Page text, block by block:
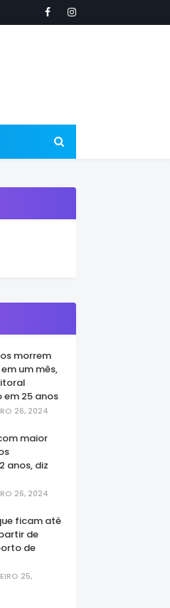
morrem
um mês,
25 anos
26, 2024
maior
anos, diz
26, 2024
ficam até
de
de
25,